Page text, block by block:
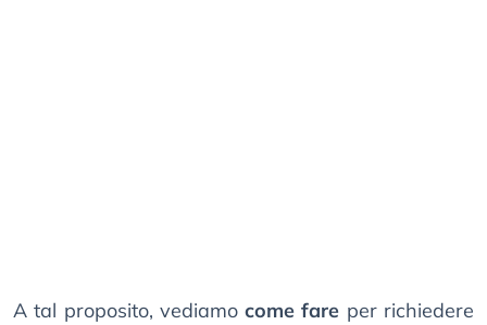
A tal proposito, vediamocome fare per richiedere